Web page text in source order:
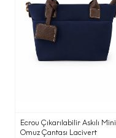
Ecrou Çıkarılabilir Askılı Mini
Omuz Çantası Lacivert
olarak;
Yetkili kamu
gelen
ve mevzuat